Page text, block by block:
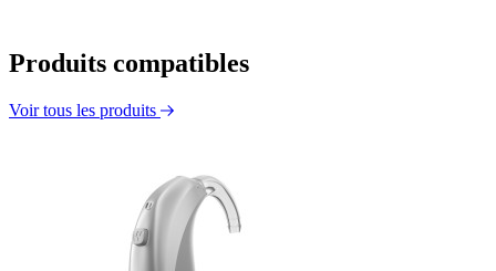
Produits compatibles
Voir tous les produits